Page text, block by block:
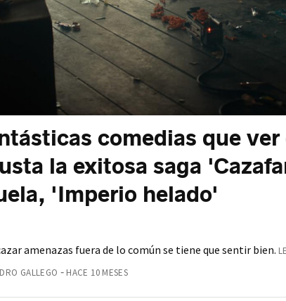
comedias que
la exitosa saga
'Imperio helado'
amenazas fuera de lo común se tiene que sentir bien.
GALLEGO HACE 10 MESES